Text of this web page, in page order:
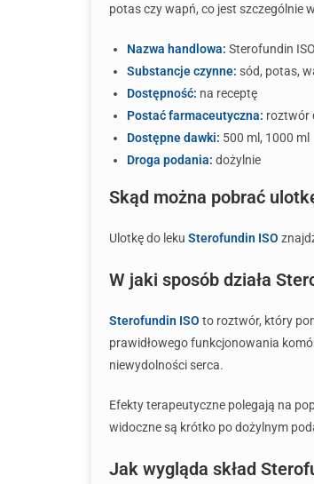
potas czy wapń, co jest szczególnie
Nazwa handlowa: Sterofundin ISO
Substancje czynne: sód, potas,
Dostępność: na receptę
Postać farmaceutyczna: roztwór
Dostępne dawki: 500 ml, 1000 ml
Droga podania: dożylnie
Skąd można pobrać
Ulotkę do leku Sterofundin ISO
W jaki sposób działa
Sterofundin ISO to roztwór, który
prawidłowego funkcjonowania
niewydolności serca.
Efekty terapeutyczne polegają na
widoczne są krótko po dożylnym
Jak wygląda skład